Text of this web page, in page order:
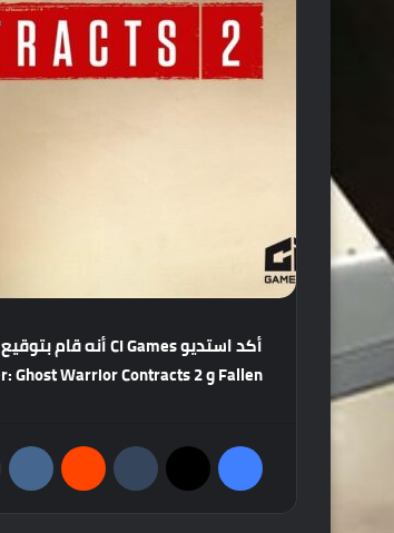
أكداستديو أنهقامبتوقيع
Fallenو